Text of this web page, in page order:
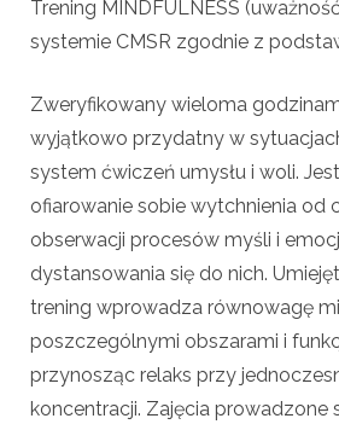
Trening MINDFULNESS
systemie CMSR zgodnie z
Zweryfikowany wieloma
wyjątkowo przydatny w
system ćwiczeń umysłu i woli.
ofiarowanie sobie wytchnienia od
obserwacji procesów myśli i
dystansowania się do nich.
trening wprowadza równowagę
poszczególnymi obszarami i
przynosząc relaks przy
koncentracji. Zajęcia prowadzone